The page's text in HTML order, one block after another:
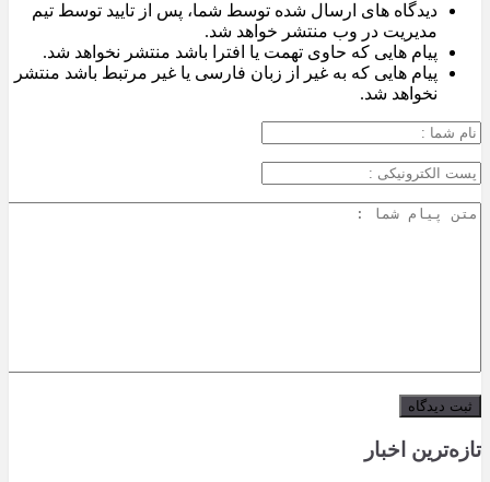
دیدگاه های ارسال شده توسط شما، پس از تایید توسط تیم
مدیریت در وب منتشر خواهد شد.
پیام هایی که حاوی تهمت یا افترا باشد منتشر نخواهد شد.
پیام هایی که به غیر از زبان فارسی یا غیر مرتبط باشد منتشر
نخواهد شد.
تازه‌ترین اخبار